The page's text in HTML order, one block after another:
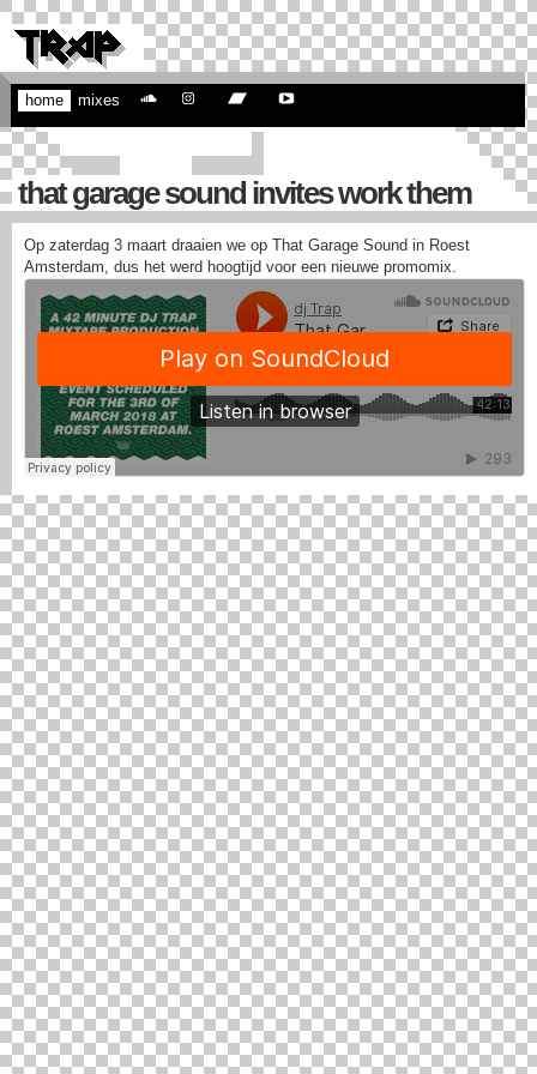
home mixes
that garage sound invites work them
Op zaterdag 3 maart draaien we op That Garage Sound in Roest
Amsterdam, dus het werd hoogtijd voor een nieuwe promomix.